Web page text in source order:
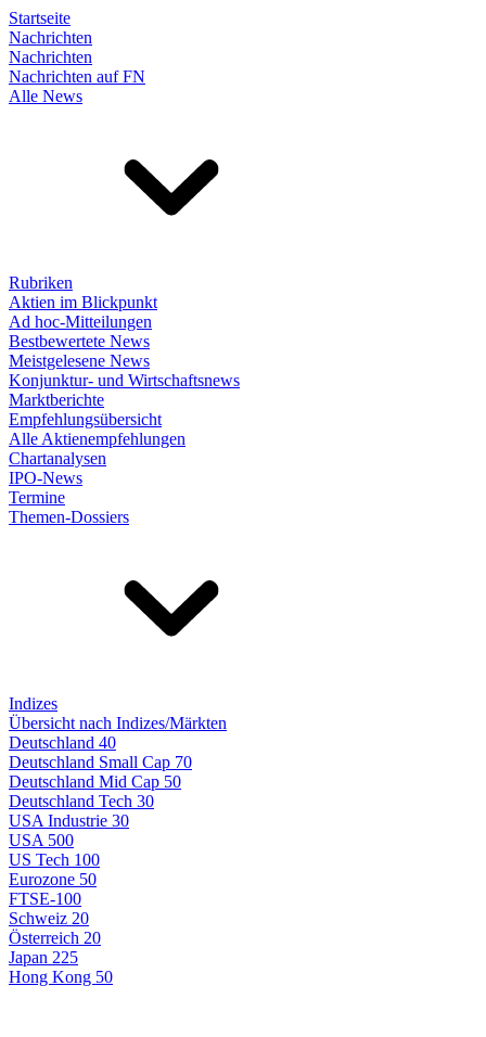
Startseite
Nachrichten
Nachrichten
Nachrichten auf FN
Alle News
Rubriken
Aktien im Blickpunkt
Ad hoc-Mitteilungen
Bestbewertete News
Meistgelesene News
Konjunktur- und Wirtschaftsnews
Marktberichte
Empfehlungsübersicht
Alle Aktienempfehlungen
Chartanalysen
IPO-News
Termine
Themen-Dossiers
Indizes
Übersicht nach Indizes/Märkten
Deutschland 40
Deutschland Small Cap 70
Deutschland Mid Cap 50
Deutschland Tech 30
USA Industrie 30
USA 500
US Tech 100
Eurozone 50
FTSE-100
Schweiz 20
Österreich 20
Japan 225
Hong Kong 50